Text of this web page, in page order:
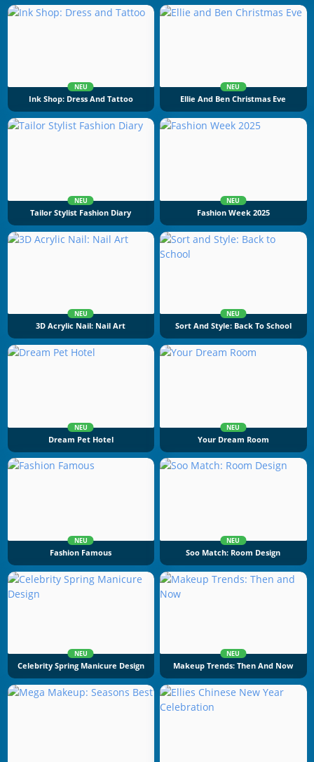
NEU
Ink Shop: Dress And Tattoo
NEU
Ellie And Ben Christmas Eve
NEU
Tailor Stylist Fashion Diary
NEU
Fashion Week 2025
NEU
3D Acrylic Nail: Nail Art
NEU
Sort And Style: Back To School
NEU
Dream Pet Hotel
NEU
Your Dream Room
NEU
Fashion Famous
NEU
Soo Match: Room Design
NEU
Celebrity Spring Manicure Design
NEU
Makeup Trends: Then And Now